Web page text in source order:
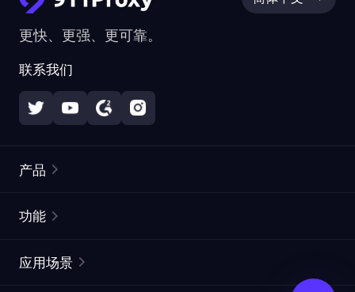
更快、更强、更可靠。
联系我们
产品
静态住宅代理
功能
应用场景